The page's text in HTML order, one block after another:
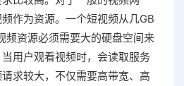
作为资源。一个短视频从几GB
频资源必须需要大的硬盘空间来
用户观看视频时，会读取服务
求较大，不仅需要高带宽、高